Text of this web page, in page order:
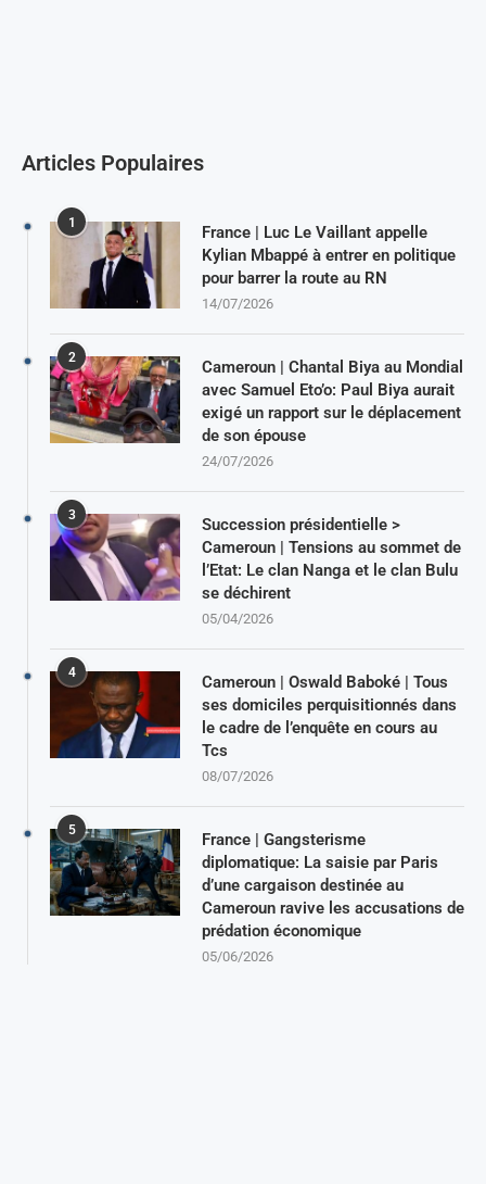
Articles Populaires
1
France | Luc Le Vaillant appelle
Kylian Mbappé à entrer en politique
pour barrer la route au RN
14/07/2026
2
Cameroun | Chantal Biya au Mondial
avec Samuel Eto’o: Paul Biya aurait
exigé un rapport sur le déplacement
de son épouse
24/07/2026
3
Succession présidentielle >
Cameroun | Tensions au sommet de
l’Etat: Le clan Nanga et le clan Bulu
se déchirent
05/04/2026
4
Cameroun | Oswald Baboké | Tous
ses domiciles perquisitionnés dans
le cadre de l’enquête en cours au
Tcs
08/07/2026
5
France | Gangsterisme
diplomatique: La saisie par Paris
d’une cargaison destinée au
Cameroun ravive les accusations de
prédation économique
05/06/2026